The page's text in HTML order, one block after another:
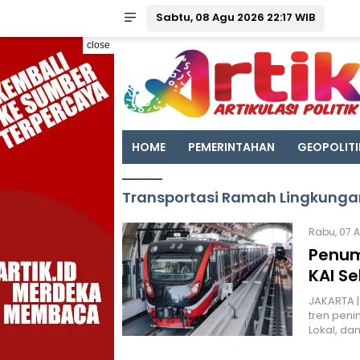
Sabtu, 08 Agu 2026 22:17 WIB
close
HOME PEMERINTAHAN
Transportasi Ramah
Rabu, 07
KAI
tren
Lokal,